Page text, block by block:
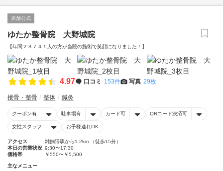
店舗公式
ゆたか整骨院 大野城院
【年間２３７４１人の方が当院の施術で笑顔になりました！】
4.97 口コミ 153件 写真 29枚
接骨・整骨 整体 鍼灸
クーポン有 駐車場有 カード可 QRコード決済可
女性スタッフ お子様連れOK
アクセス
雑餉隈駅から1.2km （徒歩15分）
本日の営業状況 9:30〜17:30
価格帯
￥550〜￥5,500
主なメニュー